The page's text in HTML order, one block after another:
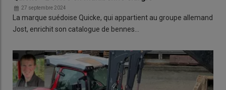
27 septembre 2024
La marque suédoise Quicke, qui appartient au groupe allemand
Jost, enrichit son catalogue de bennes…